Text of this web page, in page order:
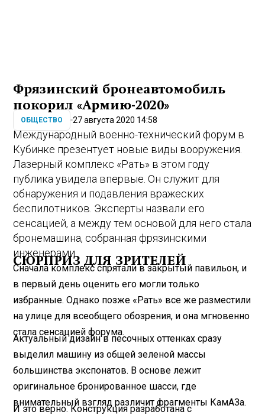
Фрязинский бронеавтомобиль
покорил «Армию-2020»
ОБЩЕСТВО 27 августа 2020 14:58
Международный военно-технический форум в
Кубинке презентует новые виды вооружения.
Лазерный комплекс «Рать» в этом году
публика увидела впервые. Он служит для
обнаружения и подавления вражеских
беспилотников. Эксперты назвали его
сенсацией, а между тем основой для него стала
бронемашина, собранная фрязинскими
инженерами.
СЮРПРИЗ ДЛЯ ЗРИТЕЛЕЙ
Сначала комплекс спрятали в закрытый павильон, и
в первый день оценить его могли только
избранные. Однако позже «Рать» все же разместили
на улице для всеобщего обозрения, и она мгновенно
стала сенсацией форума.
Актуальный дизайн в песочных оттенках сразу
выделил машину из общей зеленой массы
большинства экспонатов. В основе лежит
оригинальное бронированное шасси, где
внимательный взгляд различит фрагменты КамАЗа.
И это верно. Конструкция разработана с